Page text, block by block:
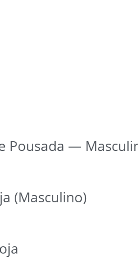
Pousada —
(Masculino)